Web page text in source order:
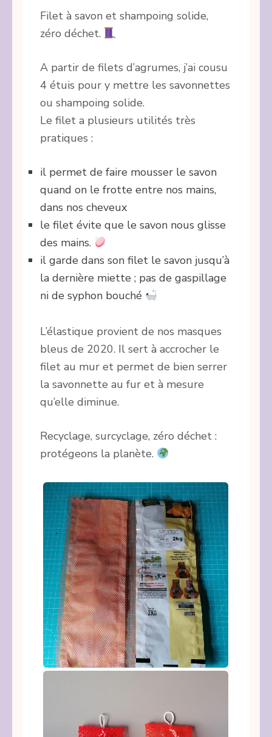
Filet à savon et shampoing solide,
zéro déchet.
A partir de filets d’agrumes, j’ai cousu
4 étuis pour y mettre les savonnettes
ou shampoing solide.
Le filet a plusieurs utilités très
pratiques :
il permet de faire mousser le savon
quand on le frotte entre nos mains,
dans nos cheveux
le filet évite que le savon nous glisse
des mains.
il garde dans son filet le savon jusqu’à
la dernière miette ; pas de gaspillage
ni de syphon bouché
L’élastique provient de nos masques
bleus de 2020. Il sert à accrocher le
filet au mur et permet de bien serrer
la savonnette au fur et à mesure
qu’elle diminue.
Recyclage, surcyclage, zéro déchet :
protégeons la planète.